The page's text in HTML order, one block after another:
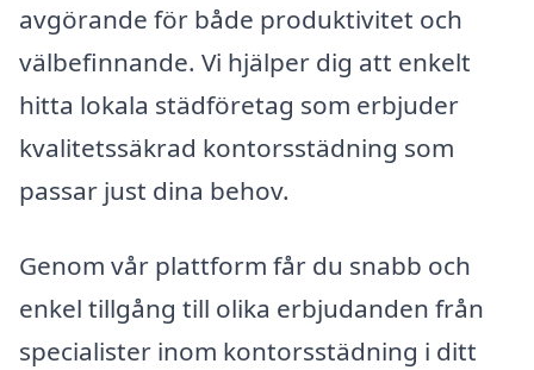
avgörande för både produktivitet och
välbefinnande. Vi hjälper dig att enkelt
hitta lokala städföretag som erbjuder
kvalitetssäkrad kontorsstädning som
passar just dina behov.
Genom vår plattform får du snabb och
enkel tillgång till olika erbjudanden från
specialister inom kontorsstädning i ditt